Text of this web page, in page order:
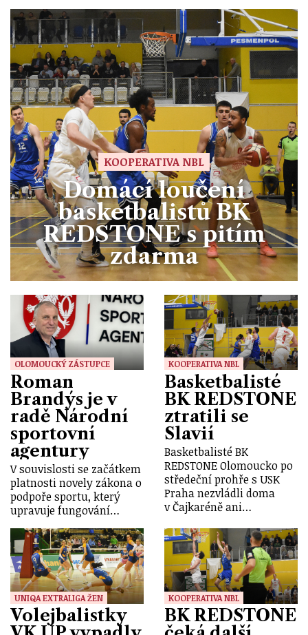
KOOPERATIVA NBL
Domácí loučení
basketbalistů BK
REDSTONE s pitím
zdarma
OLOMOUCKÝ ZÁSTUPCE
Roman
Brandýs je v
radě Národní
sportovní
agentury
V souvislosti se začátkem
platnosti novely zákona o
podpoře sportu, který
upravuje fungování…
KOOPERATIVA NBL
Basketbalisté
BK REDSTONE
ztratili se
Slavií
Basketbalisté BK
REDSTONE Olomoucko po
středeční prohře s USK
Praha nezvládli doma
v Čajkaréně ani…
UNIQA EXTRALIGA ŽEN
Volejbalistky
KOOPERATIVA NBL
BK REDSTONE